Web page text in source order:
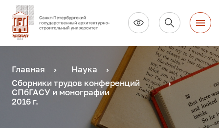
Главная
Наука
Сборники трудов конференций
СПбГАСУ и монографии
2016 г.